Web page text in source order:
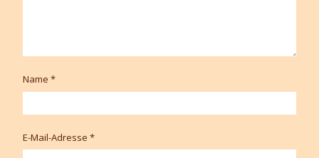
Name *
E-Mail-Adresse *